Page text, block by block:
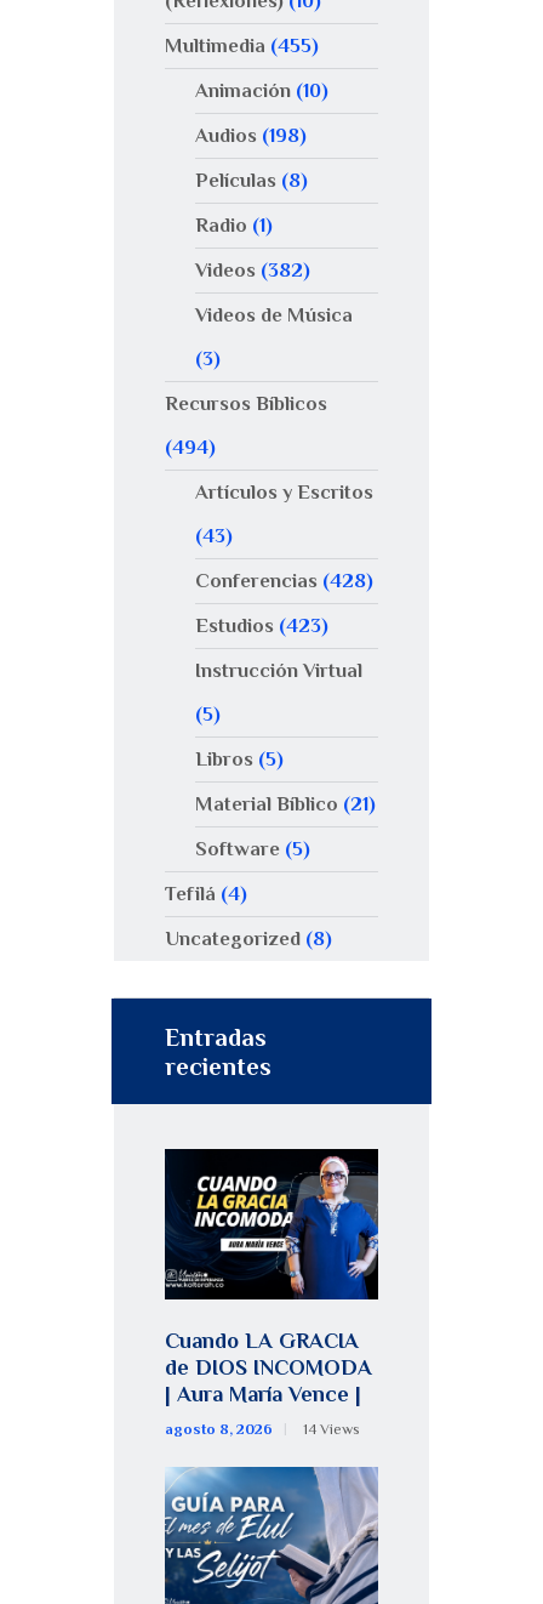
Multimedia (455)
Animación(10)
Audios (198)
Películas (8)
Radio (1)
Videos (382)
Videos de Música
(3)
Recursos Bíblicos
(494)
Artículos y Escritos
(43)
Conferencias (428)
Estudios (423)
Instrucción Virtual
(5)
Libros (5)
Material Bíblico (21)
Software(5)
Tefilá (4)
Uncategorized (8)
Entradas
recientes
Cuando LA GRACIA
de DIOS INCOMODA
| Aura María Vence |
agosto 8, 2026 14 Views